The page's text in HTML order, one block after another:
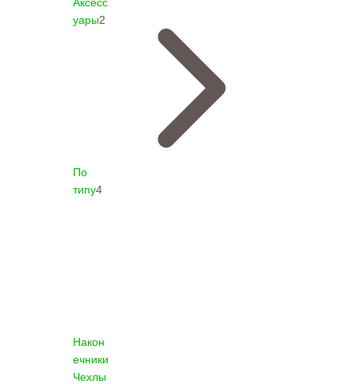
уары2
По
типу4
Након
ечники
Чехлы